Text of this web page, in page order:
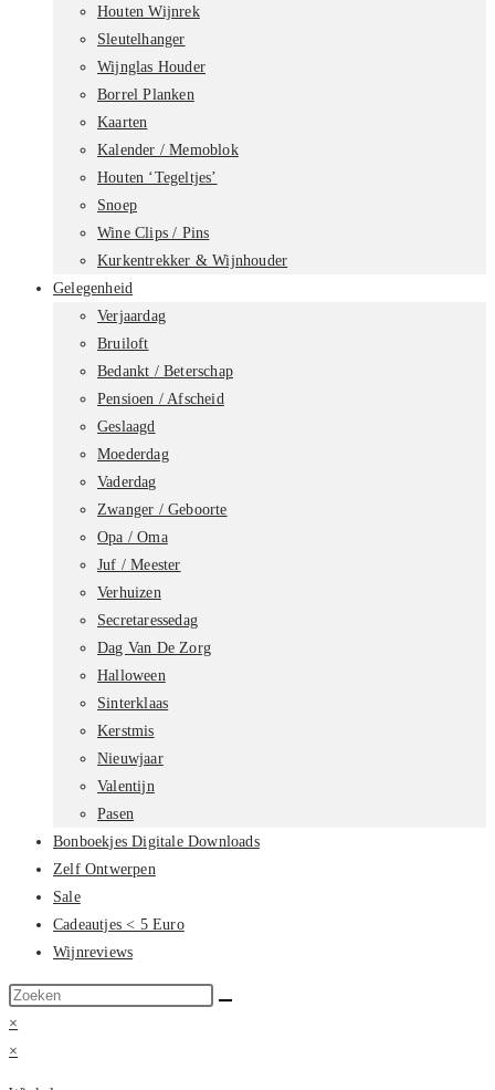
Houten Wijnrek
Sleutelhanger
Wijnglas Houder
Borrel Planken
Kaarten
Kalender / Memoblok
Houten ‘Tegeltjes’
Snoep
Wine Clips / Pins
Kurkentrekker & Wijnhouder
Gelegenheid
Verjaardag
Bruiloft
Bedankt / Beterschap
Pensioen / Afscheid
Geslaagd
Moederdag
Vaderdag
Zwanger / Geboorte
Opa / Oma
Juf / Meester
Verhuizen
Secretaressedag
Dag Van De Zorg
Halloween
Sinterklaas
Kerstmis
Nieuwjaar
Valentijn
Pasen
Bonboekjes Digitale Downloads
Zelf Ontwerpen
Sale
Cadeautjes < 5 Euro
Wijnreviews
Zoek
op
deze
×
×